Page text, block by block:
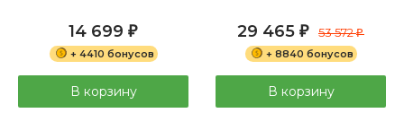
14 699 ₽
+ 4410 бонусов
В корзину
29 465 ₽ 53 572₽
+ 8840 бонусов
В корзину